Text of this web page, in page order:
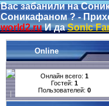
Вас забанили на
Соникафаном ? -
world2.ruИ даSonic
Online
Онлайн всего: 1
Гостей: 1
Пользователей: 0